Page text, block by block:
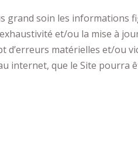
grand soin les informations
et/ou la mise à
d’erreurs matérielles et/ou
internet, que le Site pourra